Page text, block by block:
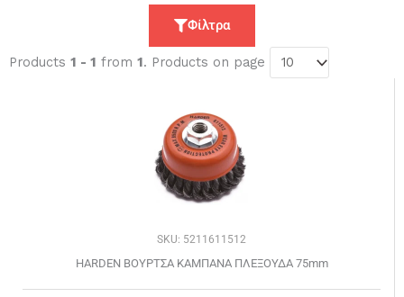
Φίλτρα
Products 1 - 1 from 1. Products on page
SKU: 5211611512
HARDEN ΒΟΥΡΤΣΑ ΚΑΜΠΑΝΑ ΠΛΕΞΟΥΔΑ 75mm